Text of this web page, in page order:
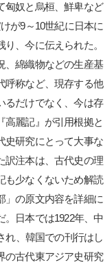
匈奴と烏桓、鮮卑など
が9～10世紀に日本に
、今に伝えられた。
、綿織物などの生産基
呼称など、現存する他
るだけでなく、今は存
高麗記』が引用根拠と
史研究にとって大事な
訳注本は、古代史の理
も少なくないため解読
」の原文内容を詳細に
日本では1922年、中
れ、韓国での刊行はし
の古代東アジア史研究